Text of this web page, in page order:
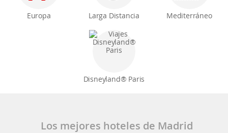
Europa Larga Distancia Mediterráneo
Disneyland® Paris
Los mejores hoteles de Madrid